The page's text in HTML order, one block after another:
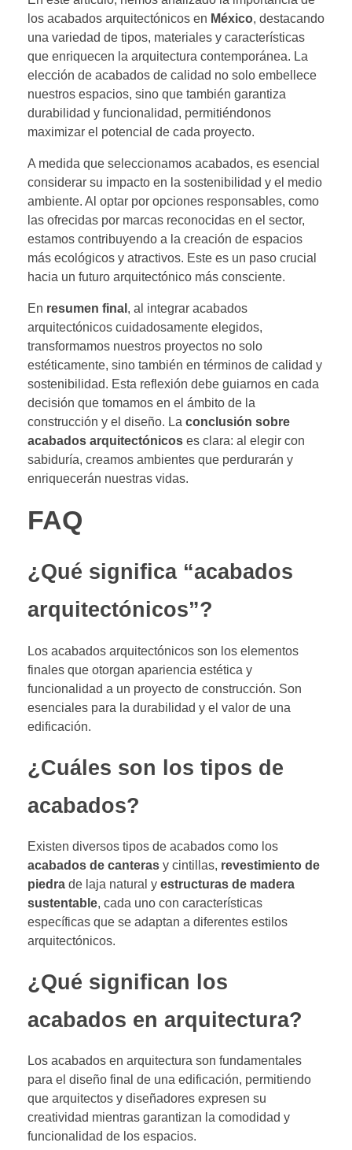
los acabados arquitectónicos en México, destacando
una variedad de tipos, materiales y características
que enriquecen la arquitectura contemporánea. La
elección de acabados de calidad no solo embellece
nuestros espacios, sino que también garantiza
durabilidad y funcionalidad, permitiéndonos
maximizar el potencial de cada proyecto.
A medida que seleccionamos acabados, es esencial
considerar su impacto en la sostenibilidad y el medio
ambiente. Al optar por opciones responsables, como
las ofrecidas por marcas reconocidas en el sector,
estamos contribuyendo a la creación de espacios
más ecológicos y atractivos. Este es un paso crucial
hacia un futuro arquitectónico más consciente.
En resumen final , al integrar acabados
arquitectónicos cuidadosamente elegidos,
transformamos nuestros proyectos no solo
estéticamente, sino también en términos de calidad y
sostenibilidad. Esta reflexión debe guiarnos en cada
decisión que tomamos en el ámbito de la
construcción y el diseño. La conclusión sobre
acabados arquitectónicos es clara: al elegir con
sabiduría, creamos ambientes que perdurarán y
enriquecerán nuestras vidas.
FAQ
¿Qué significa “acabados
arquitectónicos”?
Los acabados arquitectónicos son los elementos
finales que otorgan apariencia estética y
funcionalidad a un proyecto de construcción. Son
esenciales para la durabilidad y el valor de una
edificación.
¿Cuáles son los tipos de
acabados?
Existen diversos tipos de acabados como los
acabados de canteras y cintillas, revestimiento de
piedra de laja natural y estructuras de madera
sustentable, cada uno con características
específicas que se adaptan a diferentes estilos
arquitectónicos.
¿Qué significan los
acabados en arquitectura?
Los acabados en arquitectura son fundamentales
para el diseño final de una edificación, permitiendo
que arquitectos y diseñadores expresen su
creatividad mientras garantizan la comodidad y
funcionalidad de los espacios.